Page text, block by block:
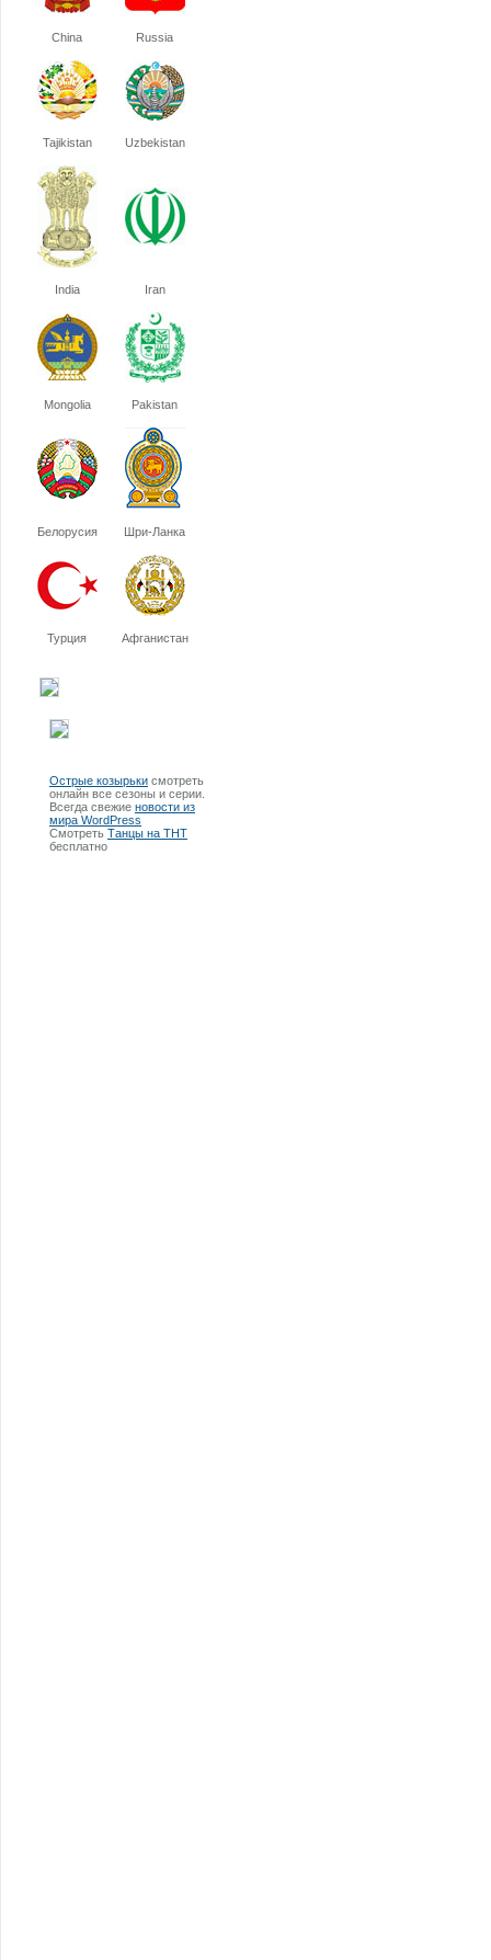
China Russia
Tajikistan Uzbekistan
India Iran
Mongolia Pakistan
Белорусия Шри-Ланка
Турция Афганистан
Острые козырьки смотреть
онлайн все сезоны и серии.
Всегда свежие новости из
мира WordPress
Смотреть Танцы на ТНТ
бесплатно